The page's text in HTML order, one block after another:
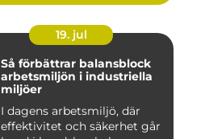
19. jul
Så förbättrar balansblock
arbetsmiljön i industriella
miljöer
I dagens arbetsmiljö, där
effektivitet och säkerhet går